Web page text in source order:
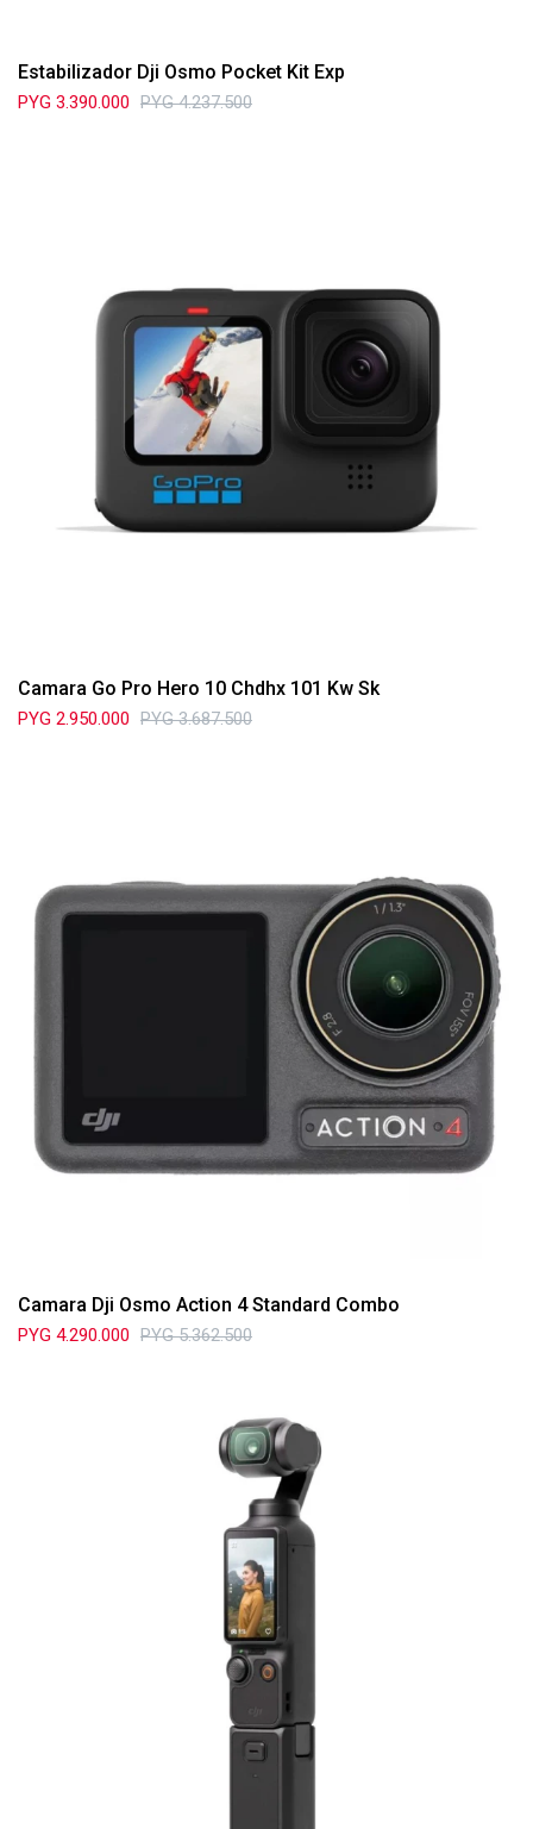
Estabilizador Dji Osmo Pocket Kit Exp
PYG 3.390.000 PYG 4.237.500
Camara Go Pro Hero 10 Chdhx 101 Kw Sk
PYG 2.950.000 PYG 3.687.500
Camara Dji Osmo Action 4 Standard Combo
PYG 4.290.000 PYG 5.362.500